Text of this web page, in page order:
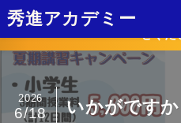
2025年1学期！ 体験受付して
秀進アカデミー
いかがですか
2026
6/18